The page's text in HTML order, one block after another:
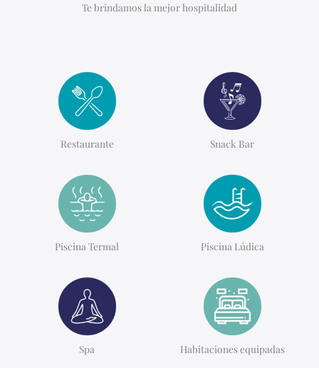
Te brindamos la mejor hospitalidad
Restaurante Snack Bar
Piscina Termal Piscina Lúdica
Spa Habitaciones equipadas